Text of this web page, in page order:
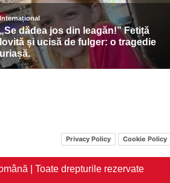
Privacy Policy Cookie Policy
| Toate drepturile rezervate